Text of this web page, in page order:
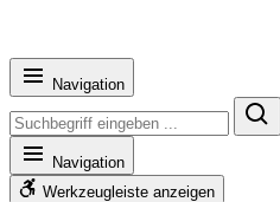
Navigation
Navigation
Werkzeugleiste anzeigen